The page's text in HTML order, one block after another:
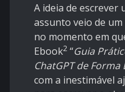
A ideia de
assunto veio de
no momento em
Ebook2 “Guia
ChatGPT de Forma
com a inestimável